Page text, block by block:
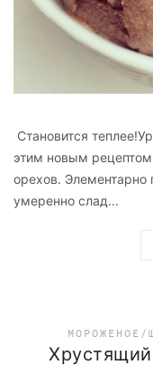
Становится
этим новым
орехов. Элементарно
умеренно слад...
МОРОЖЕНОЕ/